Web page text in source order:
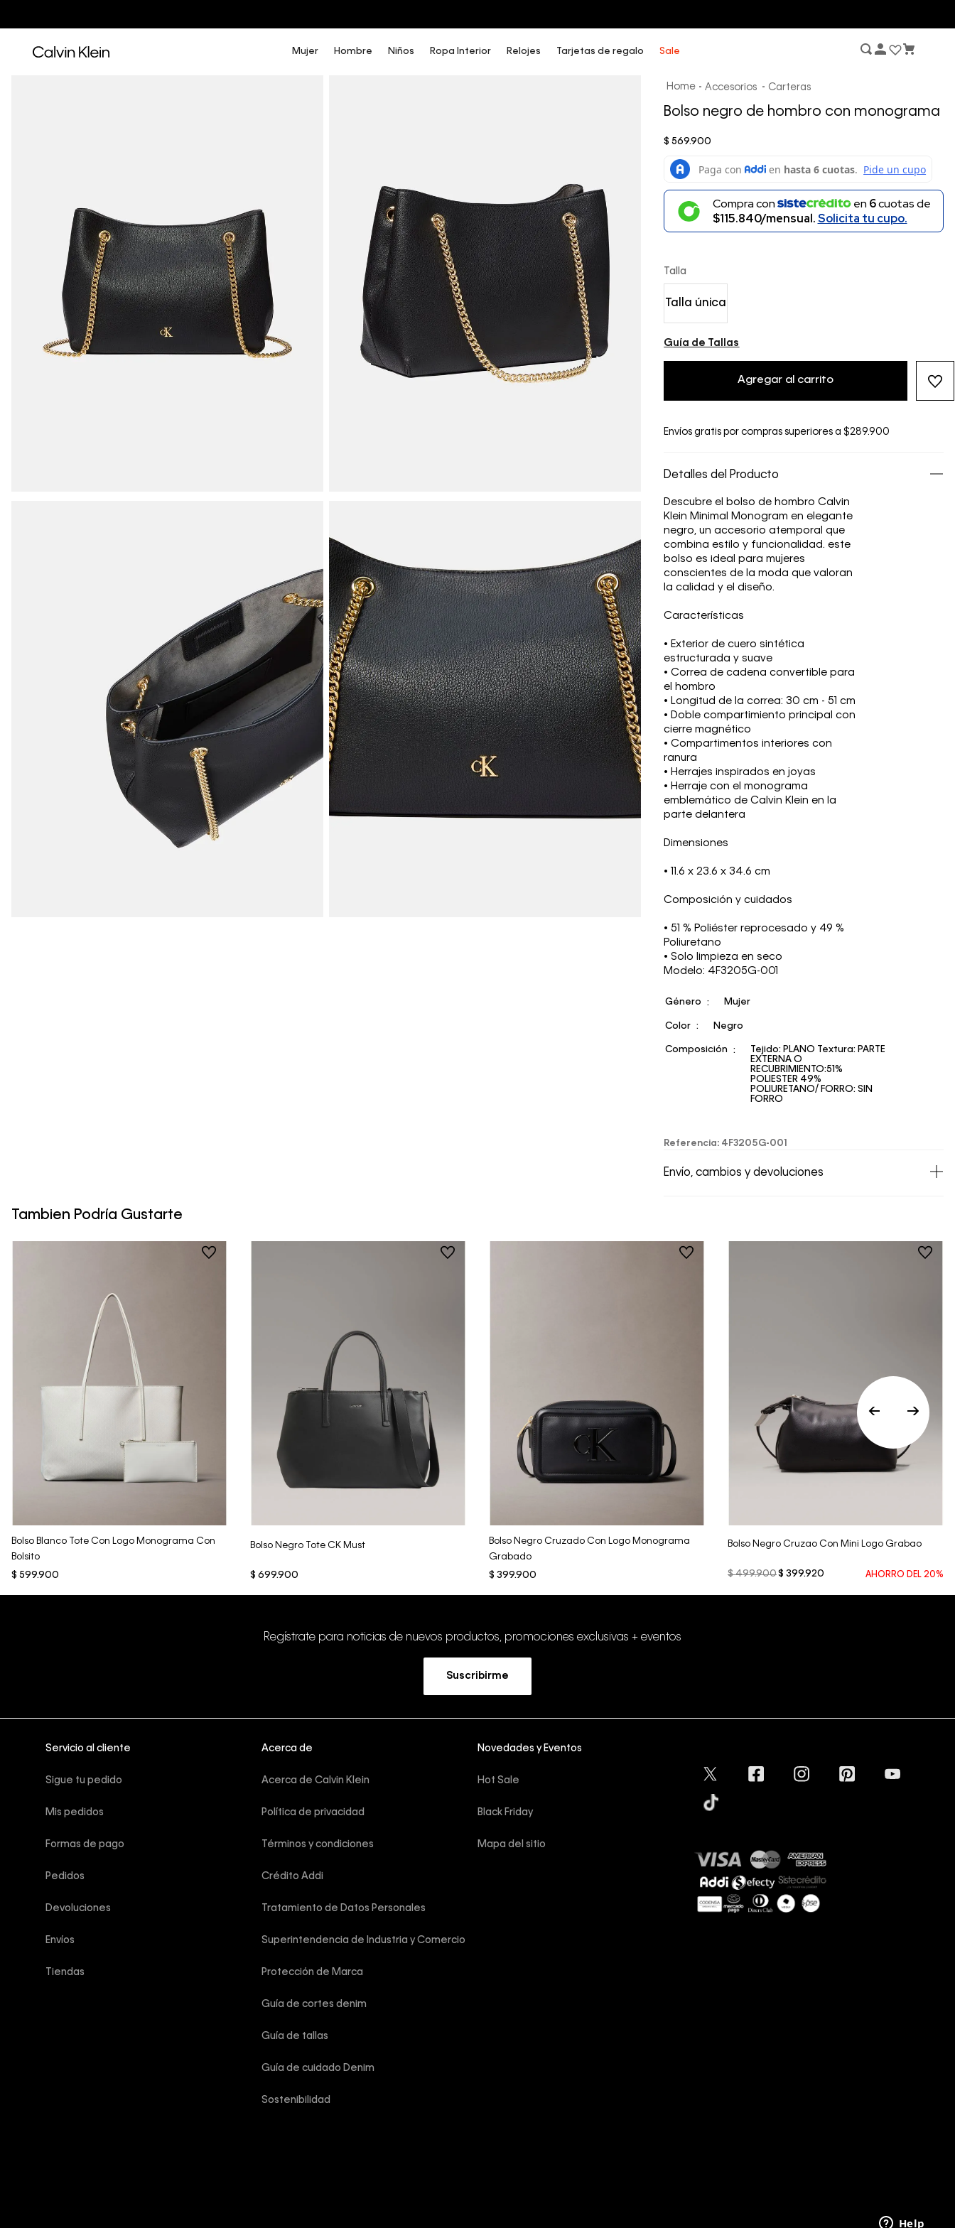
Mujer Hombre Niños Ropa Interior Relojes Tarjetas de regalo Sale
Accesorios Carteras
Bolso negro de hombro con monograma
$ 569.900
Compra con en 6cuotas de
$115.840/mensual.Solicita tu cupo.
Talla
Talla única
Guía de Tallas
Agregar al carrito
Envíos gratis por compras superiores a $289.900
Detalles del Producto
Descubre el bolso de hombro Calvin
Klein Minimal Monogram en elegante
negro, un accesorio atemporal que
combina estilo y funcionalidad. este
bolso es ideal para mujeres
conscientes de la moda que valoran
la calidad y el diseño.
Características
• Exterior de cuero sintética
estructurada y suave
• Correa de cadena convertible para
el hombro
• Longitud de la correa: 30 cm - 51 cm
• Doble compartimiento principal con
cierre magnético
• Compartimentos interiores con
ranura
• Herrajes inspirados en joyas
• Herraje con el monograma
emblemático de Calvin Klein en la
parte delantera
Dimensiones
• 11.6 x 23.6 x 34.6 cm
Composición y cuidados
• 51 % Poliéster reprocesado y 49 %
Poliuretano
• Solo limpieza en seco
Modelo: 4F3205G-001
Género Mujer
Color Negro
Composición
Tejido: PLANO Textura: PARTE
EXTERNA O
RECUBRIMIENTO:51%
POLIESTER 49%
POLIURETANO/ FORRO: SIN
FORRO
Referencia: 4F3205G-001
Envío, cambios y devoluciones
devolver y cambiar en un período de 30 días
calendario tras la recepción.
Tambien Podría Gustarte
Bolso Blanco Tote Con Logo Monograma Con
Bolsito
$ 599.900
Bolso Negro Tote CK Must
$ 699.900
Bolso Negro Cruzado Con Logo Monograma
Grabado
$ 399.900
Bolso Negro Cruzao Con Mini Logo Grabao
$ 499.900$ 399.920 AHORRO DEL 20%
Regístrate para noticias de nuevos productos, promociones exclusivas + eventos
Suscribirme
Servicio al cliente
Sigue tu pedido
Mis pedidos
Formas de pago
Pedidos
Devoluciones
Envíos
Tiendas
Acerca de
Acerca de Calvin Klein
Política de privacidad
Términos y condiciones
Crédito Addi
Tratamiento de Datos Personales
Superintendencia de Industria y Comercio
Protección de Marca
Guía de cortes denim
Guía de tallas
Guía de cuidado Denim
Sostenibilidad
Novedades y Eventos
Hot Sale
Black Friday
Mapa del sitio